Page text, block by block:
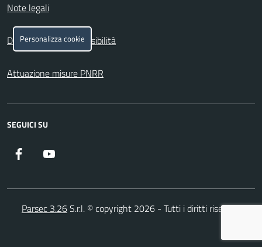
Note legali
Dichiarazione di accessibilità
Attuazione misure PNRR
SEGUICI SU
Facebook
Parsec 3.26S.r.l. © copyright 2026 - Tutti i diritti riservati
Personalizza cookie